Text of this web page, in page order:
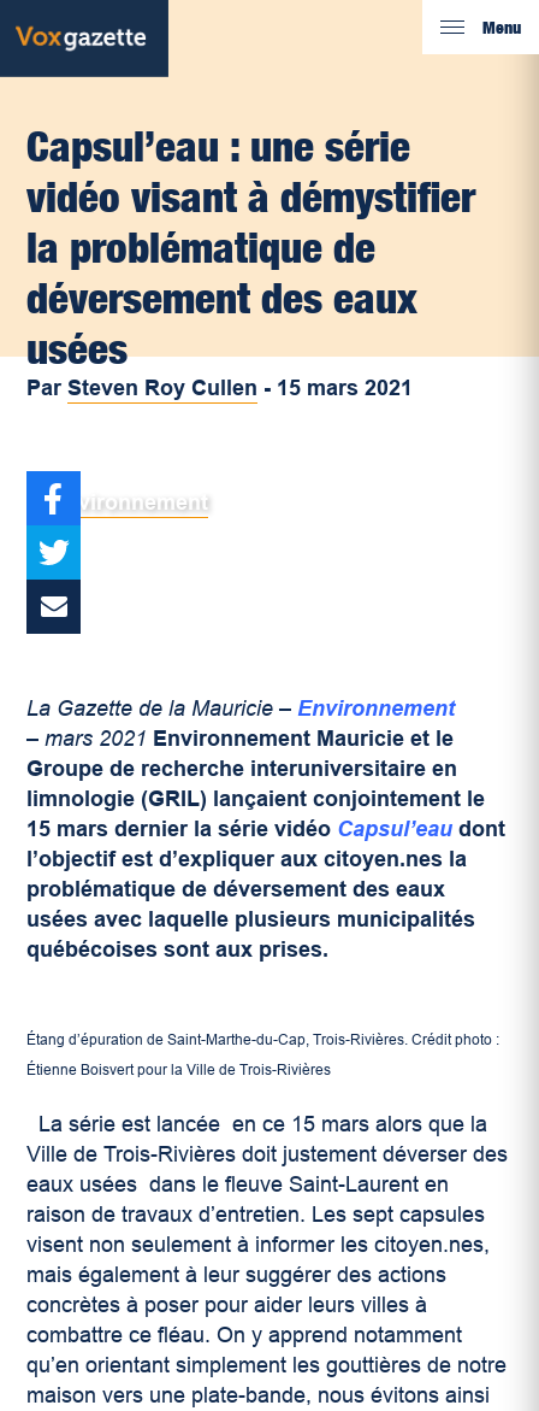
Menu
Capsul’eau : une série
vidéo visant à démystifier
la problématique de
déversement des eaux
usées
ParSteven Roy Cullen - 15 mars 2021
Environnement
La Gazette de la Mauricie –Environnement
– mars 2021 Environnement Mauricie et le
Groupe de recherche interuniversitaire en
limnologie (GRIL) lançaient conjointement le
15 mars dernier la série vidéo Capsul’eau dont
l’objectif est d’expliquer aux citoyen.nes la
problématique de déversement des eaux
usées avec laquelle plusieurs municipalités
québécoises sont aux prises.
Étang d’épuration de Saint-Marthe-du-Cap, Trois-Rivières. Crédit photo :
Étienne Boisvert pour la Ville de Trois-Rivières
La série est lancée en ce 15 mars alors que la
Ville de Trois-Rivières doit justement déverser des
eaux usées dans le fleuve Saint-Laurent en
raison de travaux d’entretien. Les sept capsules
visent non seulement à informer les citoyen.nes,
mais également à leur suggérer des actions
concrètes à poser pour aider leurs villes à
combattre ce fléau. On y apprend notamment
qu’en orientant simplement les gouttières de notre
maison vers une plate-bande, nous évitons ainsi